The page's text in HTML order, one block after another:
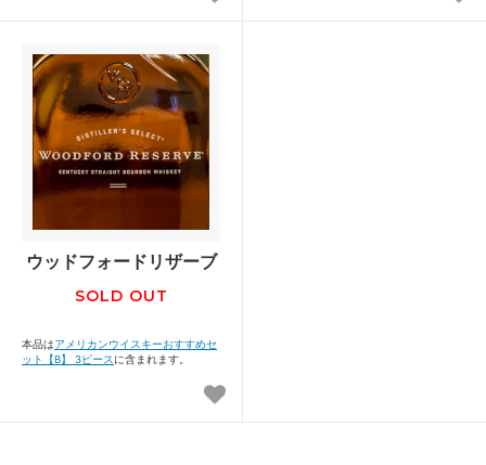
ウッドフォードリザーブ
SOLD OUT
本品はアメリカンウイスキーおすすめセ
ット【B】 3ピース に含まれます。